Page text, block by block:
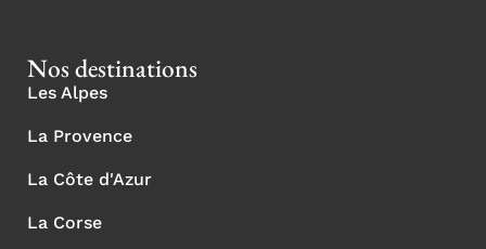
Nos destinations
Les Alpes
La Provence
La Côte d'Azur
La Corse